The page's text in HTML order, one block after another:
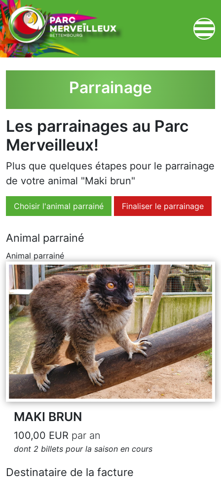
zum Inhalt
Parrainage
Les parrainages au Parc
Merveilleux!
Plus que quelques étapes pour le parrainage
de votre animal "Maki brun"
Choisir l'animal parrainé Finaliser le parrainage
Animal parrainé
Animal parrainé
MAKI BRUN
100,00 EUR par an
dont 2 billets pour la saison en cours
Destinataire de la facture